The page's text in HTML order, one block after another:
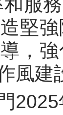
堅
，
風建
2025